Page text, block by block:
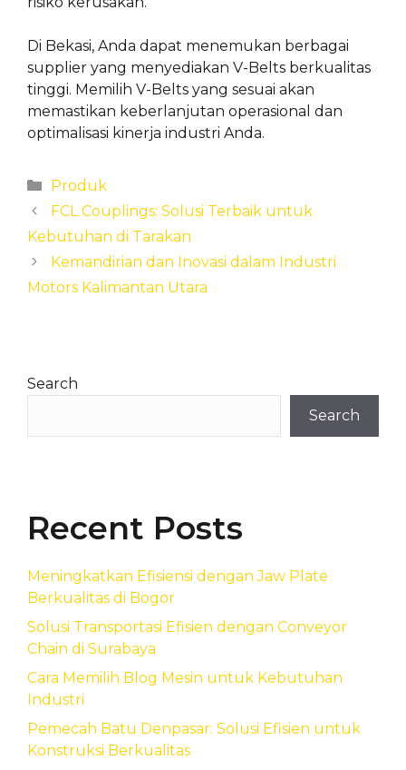
Di Bekasi, Anda dapat menemukan berbagai
supplier yang menyediakan V-Belts berkualitas
tinggi. Memilih V-Belts yang sesuai akan
memastikan keberlanjutan operasional dan
optimalisasi kinerja industri Anda.
Categories
Produk
FCL Couplings: Solusi Terbaik untuk
Kebutuhan di Tarakan
Kemandirian dan Inovasi dalam Industri
Motors Kalimantan Utara
Search
Search
Recent Posts
Meningkatkan Efisiensi dengan Jaw Plate
Berkualitas di Bogor
Solusi Transportasi Efisien dengan Conveyor
Chain di Surabaya
Cara Memilih Blog Mesin untuk Kebutuhan
Industri
Pemecah Batu Denpasar: Solusi Efisien untuk
Konstruksi Berkualitas